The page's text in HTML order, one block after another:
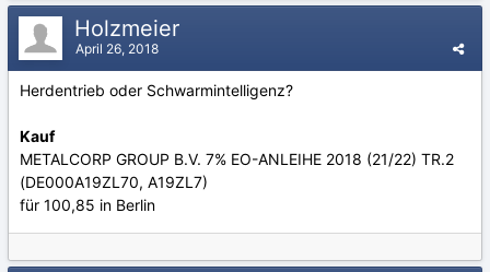
Holzmeier
April 26, 2018
Herdentrieb oder Schwarmintelligenz?
Kauf
METALCORP GROUP B.V. 7% EO-ANLEIHE 2018 (21/22) TR.2
(DE000A19ZL70, A19ZL7)
für 100,85 in Berlin